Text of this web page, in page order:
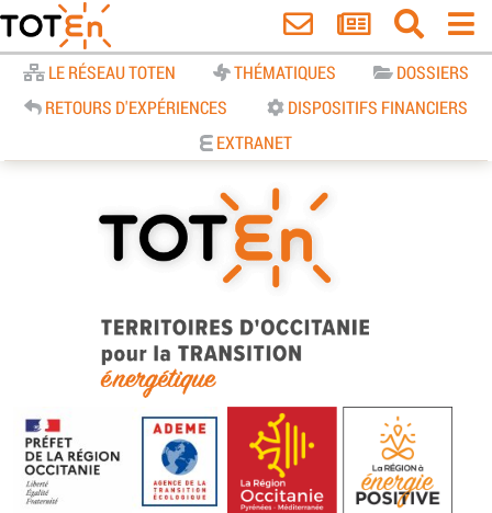
LE RÉSEAU TOTEN THÉMATIQUES
DOSSIERS
RETOURS D'EXPÉRIENCES
DISPOSITIFS FINANCIERS
EXTRANET
TOTEn Occitanie | Territoires
d’Occitanie pour la Transition
Energétique